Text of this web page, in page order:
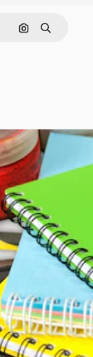
Поиск по
Поиск